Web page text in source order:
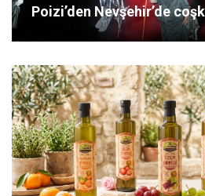
Poizi’den Nevşehir’de